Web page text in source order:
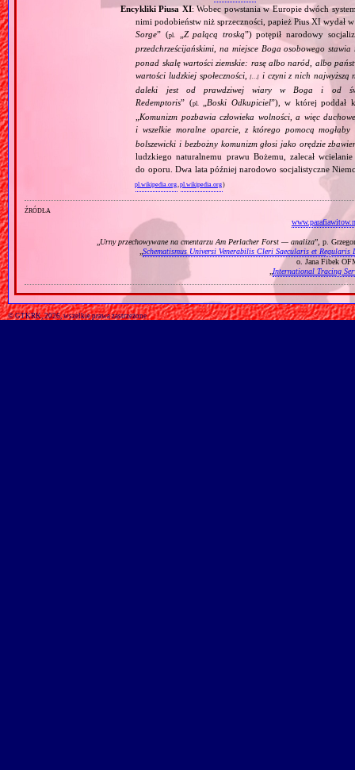
Encykliki Piusa XI: Wobec powstania w Europie dwóch
nimi podobieństw niż sprzeczności, papież Pius XI
Sorge” (pl. Z palącą troską”) potępił narodowy
przedchrześcijańskimi, na miejsce Boga osobowego
ponad skalę wartości ziemskie: rasę albo naród, albo
wartości ludzkiej społeczności,[…] i czyni z nich najwyższą
daleki jest od prawdziwej wiary w Boga i od
Redemptoris” (pl. Boski Odkupiciel”), w której poddał
Komunizm pozbawia człowieka wolności, a więc
i wszelkie moralne oparcie, z którego pomocą
bolszewicki i bezbożny komunizm głosi jako orędzie
ludzkiego naturalnemu prawu Bożemu, zalecał
do oporu. Dwa lata później narodowo socjalistyczne
pl.wikipedia.org,pl.wikipedia.org)
źródła
Urny przechowywane na cmentarzu Am Perlacher Forst — analiza”, p.
Schematismus Universi Venerabilis Cleri Saecularis et Regularis
o. Jana Fibek
International Tracing
© GTKRK, 2026, wszelkie prawa zastrzeżone